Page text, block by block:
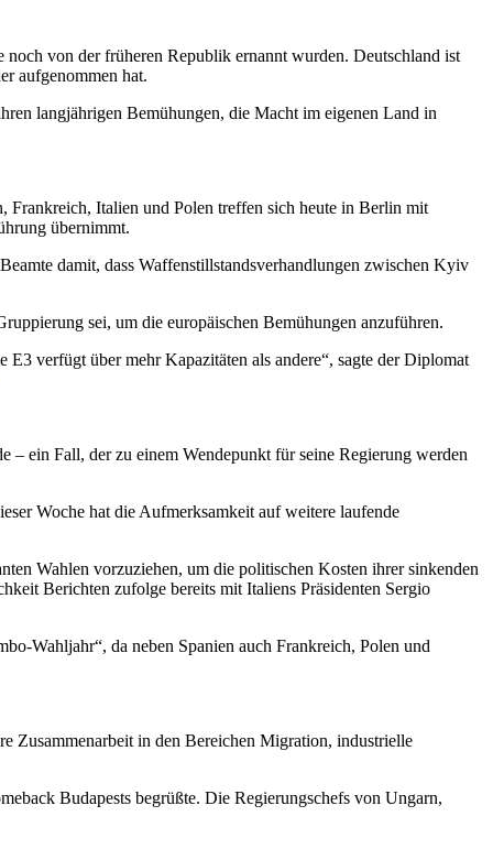
von der früheren Republik ernannt wurden. Deutschland ist
aufgenommen hat.
langjährigen Bemühungen, die Macht im eigenen Land in
Frankreich, Italien und Polen treffen sich heute in Berlin mit
übernimmt.
damit, dass Waffenstillstandsverhandlungen zwischen Kyiv
sei, um die europäischen Bemühungen anzuführen.
E3 verfügt über mehr Kapazitäten als andere“, sagte der Diplomat
– ein Fall, der zu einem Wendepunkt für seine Regierung werden
Woche hat die Aufmerksamkeit auf weitere laufende
Wahlen vorzuziehen, um die politischen Kosten ihrer sinkenden
Berichten zufolge bereits mit Italiens Präsidenten Sergio
Wahljahr“, da neben Spanien auch Frankreich, Polen und
Zusammenarbeit in den Bereichen Migration, industrielle
Budapests begrüßte. Die Regierungschefs von Ungarn,